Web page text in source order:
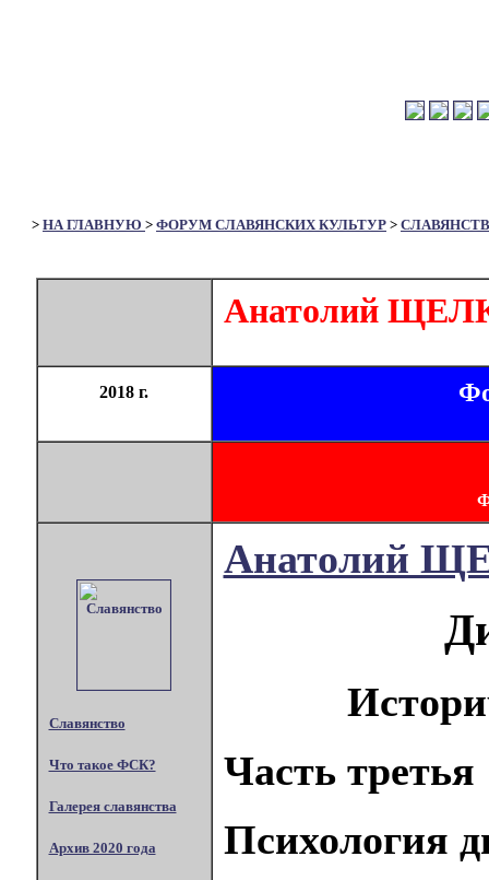
> НА ГЛАВНУЮ > ФОРУМ СЛАВЯНСКИХ КУЛЬТУР >
Анатолий
2018 г.
Славянство
Что такое ФСК?
Галерея славянства
Архив 2020 года
Анатолий
Часть третья
Психология